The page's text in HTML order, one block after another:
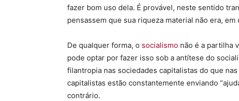
fazer bom uso dela. É provável, neste sentido
pensassem que sua riqueza material não era, em
De qualquer forma, o socialismo não é a partilha
pode optar por fazer isso sob a antítese do
filantropia nas sociedades capitalistas do que
capitalistas estão constantemente enviando
contrário.